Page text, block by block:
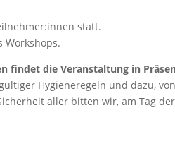
statt.
Workshops.
findet die Veranstaltung in
Hygieneregeln und dazu,
aller bitten wir, am Tag